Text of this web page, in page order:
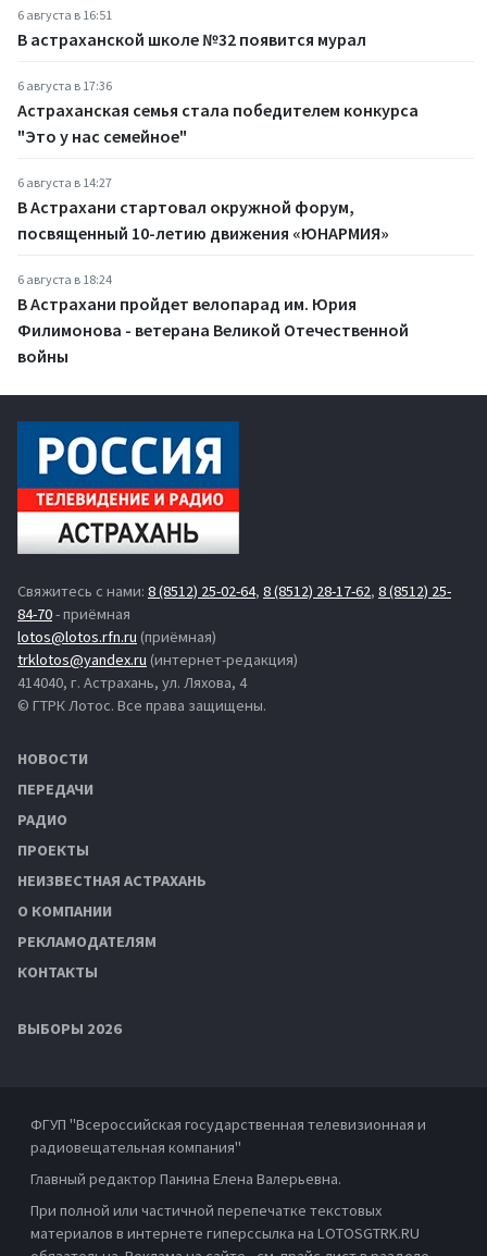
6 августа в 16:51
В астраханской школе №32 появится мурал
6 августа в 17:36
Астраханская семья стала победителем конкурса
"Это у нас семейное"
6 августа в 14:27
В Астрахани стартовал окружной форум,
посвященный 10-летию движения «ЮНАРМИЯ»
6 августа в 18:24
В Астрахани пройдет велопарад им. Юрия
Филимонова - ветерана Великой Отечественной
войны
Свяжитесь с нами: 8 (8512) 25-02-64, 8 (8512) 28-17-62, 8 (8512) 25-
84-70- приёмная
lotos@lotos.rfn.ru (приёмная)
trklotos@yandex.ru (интернет-редакция)
414040, г. Астрахань, ул. Ляхова, 4
© ГТРК Лотос. Все права защищены.
НОВОСТИ
ПЕРЕДАЧИ
РАДИО
ПРОЕКТЫ
НЕИЗВЕСТНАЯ АСТРАХАНЬ
О КОМПАНИИ
РЕКЛАМОДАТЕЛЯМ
КОНТАКТЫ
ВЫБОРЫ 2026
ФГУП "Всероссийская государственная телевизионная и
радиовещательная компания"
Главный редактор Панина Елена Валерьевна.
При полной или частичной перепечатке текстовых
материалов в интернете гиперссылка на LOTOSGTRK.RU